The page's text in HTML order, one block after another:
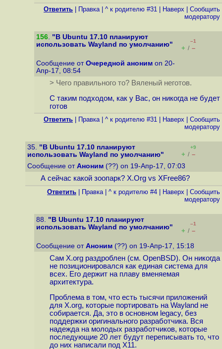
Ответить Правка| ^ к родителю #31 Наверх
Cообщить
модератору
156. "В Ubuntu 17.10 планируют
использовать Wayland по умолчанию"
–1
+ / –
Сообщение от Очередной аноним on 20-
Апр-17, 08:54
> Чего правильного то? Вяленый неготов.
С таким подходом, как у Вас, он никогда не будет
готов
Ответить Правка| ^ к родителю #31 Наверх
Cообщить
модератору
35. "В Ubuntu 17.10 планируют
использовать Wayland по умолчанию"
+9
+ / –
Сообщение от Аноним (??) on 19-Апр-17, 07:03
А сейчас какой зоопарк? X.Org vs XFree86?
Ответить Правка| ^ к родителю #4 Наверх
Cообщить
модератору
88. "В Ubuntu 17.10 планируют
использовать Wayland по умолчанию"
–1
+ / –
Сообщение от Аноним (??) on 19-Апр-17, 15:18
Сам X.org раздроблен (см. OpenBSD). Он никогда
не позиционировался как единая система для
всех. Его держит на плаву вменяемая
архитектура.
Проблема в том, что есть тысячи приложений
для X.org, которые портировать на Wayland не
собирается. Да, это в основном legacy, без
поддержки оригинального разработчика. Вся
надежда на молодых разработчиков, которые
последующие 20 лет будут переписывать то, что
до них написали под X11.